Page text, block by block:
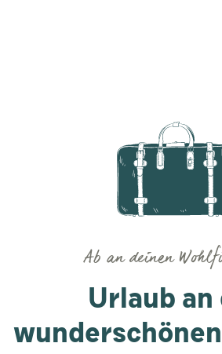
Urlaub an
Ab an deinen